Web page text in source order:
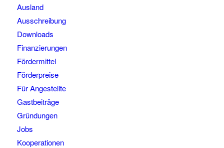
Ausland
Ausschreibung
Downloads
Finanzierungen
Fördermittel
Förderpreise
Für Angestellte
Gastbeiträge
Gründungen
Jobs
Kooperationen